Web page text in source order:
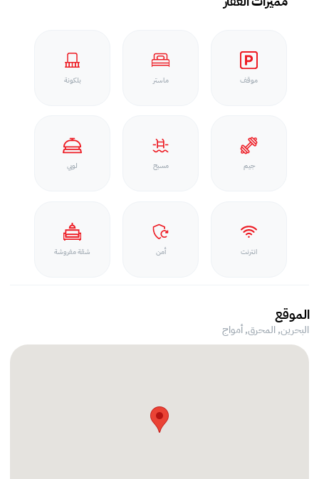
موقف ماستر بلكونة
جيم مسبح لوبي
انترنت أمن شقة مفروشة
الموقع
البحرين, المحرق,أمواج